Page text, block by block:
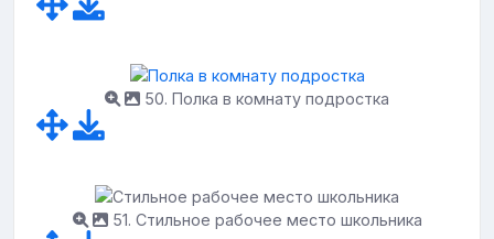
50. Полка в комнату подростка
51. Стильное рабочее место школьника